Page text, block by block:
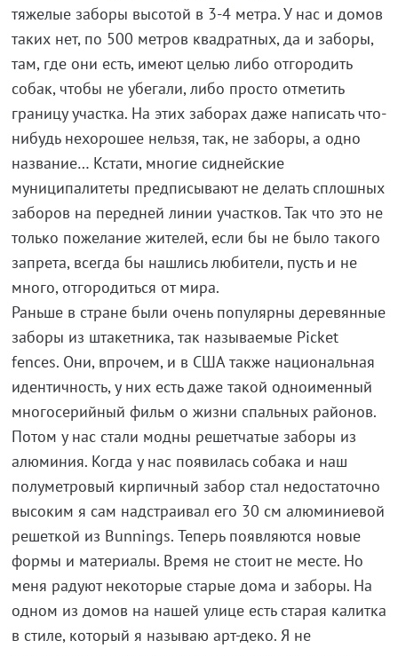
тяжелые заборы высотой в 3-4 метра. У нас и домов
таких нет, по 500 метров квадратных, да и заборы,
там, где они есть, имеют целью либо отгородить
собак, чтобы не убегали, либо просто отметить
границу участка. На этих заборах даже написать что-
нибудь нехорошее нельзя, так, не заборы, а одно
название… Кстати, многие сиднейские
муниципалитеты предписывают не делать сплошных
заборов на передней линии участков. Так что это не
только пожелание жителей, если бы не было такого
запрета, всегда бы нашлись любители, пусть и не
много, отгородиться от мира.
Раньше в стране были очень популярны деревянные
заборы из штакетника, так называемые Picket
fences. Они, впрочем, и в США также национальная
идентичность, у них есть даже такой одноименный
многосерийный фильм о жизни спальных районов.
Потом у нас стали модны решетчатые заборы из
алюминия. Когда у нас появилась собака и наш
полуметровый кирпичный забор стал недостаточно
высоким я сам надстраивал его 30 см алюминиевой
решеткой из Bunnings. Теперь появляются новые
формы и материалы. Время не стоит не месте. Но
меня радуют некоторые старые дома и заборы. На
одном из домов на нашей улице есть старая калитка
в стиле, который я называю арт-деко. Я не